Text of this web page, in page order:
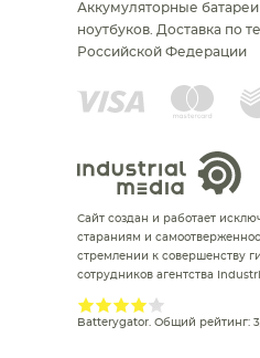
Аккумуляторные
ноутбуков. Доставка по
Российской Федерации
Сайт создан и работает
стараниям и
стремлении к совершенству
сотрудников агентства
Batterygator. Общий рейтинг: 3